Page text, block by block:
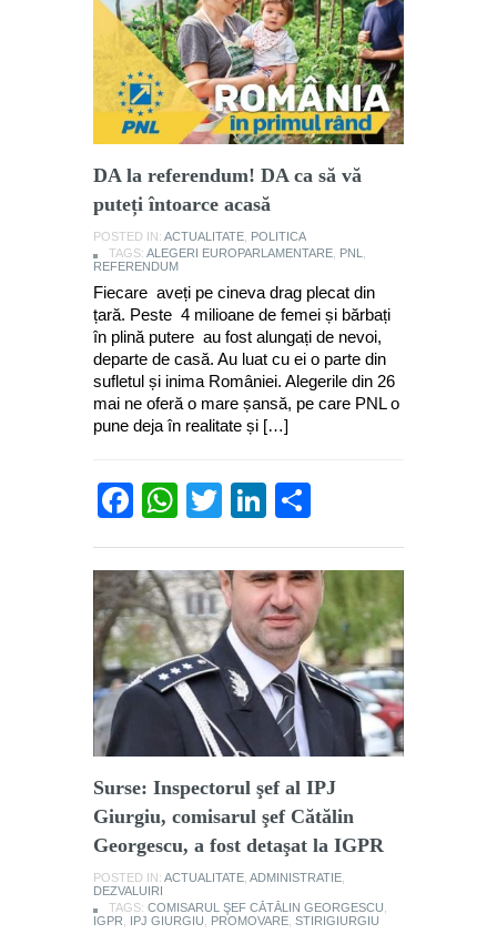
DA la referendum! DA ca să vă
puteți întoarce acasă
POSTED IN: ACTUALITATE POLITICA
TAGS: ALEGERI EUROPARLAMENTARE PNL
REFERENDUM
Fiecare aveți pe cineva drag plecat din
țară. Peste 4 milioane de femei și bărbați
în plină putere au fost alungați de nevoi,
departe de casă. Au luat cu ei o parte din
sufletul și inima României. Alegerile din 26
mai ne oferă o mare șansă, pe care PNL o
pune deja în realitate și […]
Facebook
WhatsApp
TwitterLinkedIn
Surse: Inspectorul şef al IPJ
Giurgiu, comisarul şef Cătălin
Georgescu, a fost detaşat la IGPR
POSTED IN: ACTUALITATE ADMINISTRATIE
DEZVALUIRI
TAGS: COMISARUL ŞEF CĂTĂLIN GEORGESCU
IGPR
IPJ GIURGIU PROMOVARE STIRIGIURGIU